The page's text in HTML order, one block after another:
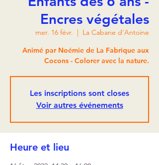
Encres végétales
mer. 16 févr.
  |
La Cabane d'Antoine
Animé par Noémie de La Fabrique aux
Cocons - Colorer avec la nature.
Les inscriptions sont closes
Voir autres événements
Heure et lieu